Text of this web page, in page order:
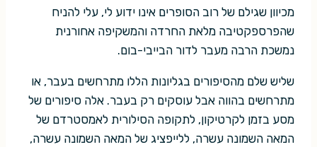
מכיוון שגילם של רוב הסופרים אינו ידוע לי, עלי להניח
שהפרספקטיבה מלאת החרדה והמשקיפה אחורנית
נמשכת הרבה מעבר לדור הבייבי-בום.
שליש שלם מהסיפורים בגליונות הללו מתרחשים בעבר, או
מתרחשים בהווה אבל עוסקים רק בעבר. אלה סיפורים של
מסע בזמן לקרטיקון, לתקופה הסילורית לאמסטרדם של
המאה השמונה עשרה, ללייפציג של המאה השמונה עשרה,